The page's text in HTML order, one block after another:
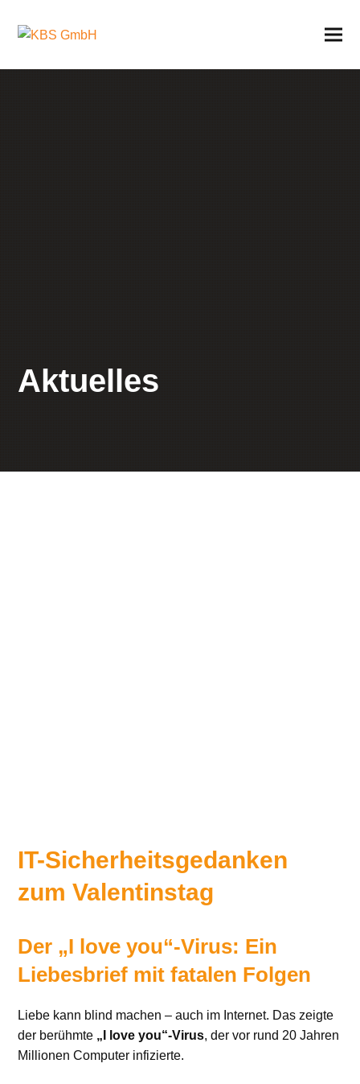
Aktuelles
IT-Sicherheitsgedanken
zum Valentinstag
Der „I love you“-Virus: Ein
Liebesbrief mit fatalen Folgen
Liebe kann blind machen – auch im Internet. Das zeigte
der berühmte „I love you“-Virus, der vor rund 20 Jahren
Millionen Computer infizierte.